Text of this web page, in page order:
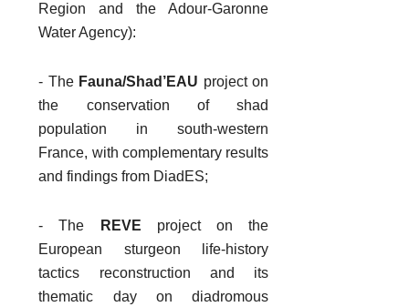
Region and the Adour-Garonne
Water Agency):
- The Fauna/Shad’EAU project on
the conservation of shad
population in south-western
France, with complementary results
and findings from DiadES;
- The REVE project on the
European sturgeon life-history
tactics reconstruction and its
thematic day on diadromous